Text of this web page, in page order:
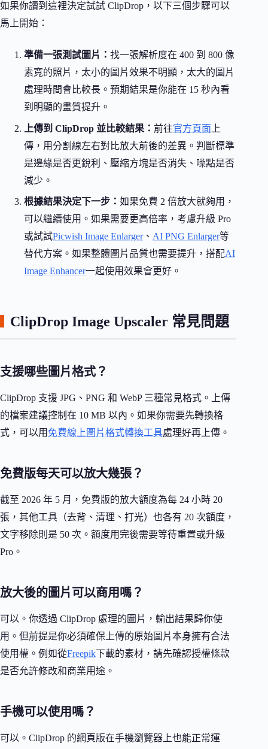
如果你讀到這裡決定試試 ClipDrop，以下三個步驟可以
馬上開始：
準備一張測試圖片： 找一張解析度在 400 到 800 像
素寬的照片，太小的圖片效果不明顯，太大的圖片
處理時間會比較長。預期結果是你能在 15 秒內看
到明顯的畫質提升。
上傳到 ClipDrop 並比較結果： 前往官方頁面 上
傳，用分割線左右對比放大前後的差異。判斷標準
是邊緣是否更銳利、壓縮方塊是否消失、噪點是否
減少。
根據結果決定下一步： 如果免費 2 倍放大就夠用，
可以繼續使用。如果需要更高倍率，考慮升級 Pro
或試試Picwish Image Enlarger、 AI PNG Enlarger等
替代方案。如果整體圖片品質也需要提升，搭配AI
Image Enhancer一起使用效果會更好。
ClipDrop Image Upscaler 常見問題
支援哪些圖片格式？
ClipDrop 支援 JPG、PNG 和 WebP 三種常見格式。上傳
的檔案建議控制在 10 MB 以內。如果你需要先轉換格
式，可以用 免費線上圖片格式轉換工具處理好再上傳。
免費版每天可以放大幾張？
截至 2026 年 5 月，免費版的放大額度為每 24 小時 20
張，其他工具（去背、清理、打光）也各有 20 次額度，
文字移除則是 50 次。額度用完後需要等待重置或升級
Pro。
放大後的圖片可以商用嗎？
可以。你透過 ClipDrop 處理的圖片，輸出結果歸你使
用。但前提是你必須確保上傳的原始圖片本身擁有合法
使用權。例如從Freepik下載的素材，請先確認授權條款
是否允許修改和商業用途。
手機可以使用嗎？
可以。ClipDrop 的網頁版在手機瀏覽器上也能正常運